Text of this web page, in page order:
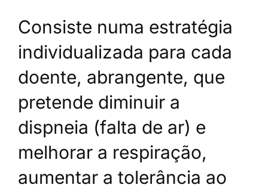
Consiste numa estratégia
individualizada para cada
doente, abrangente, que
pretende diminuir a
dispneia (falta de ar) e
melhorar a respiração,
aumentar a tolerância ao